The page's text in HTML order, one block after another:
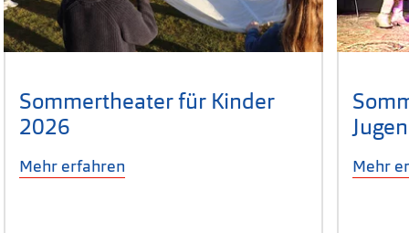
Sommertheater für Kinder
2026
Mehr erfahren Mehr